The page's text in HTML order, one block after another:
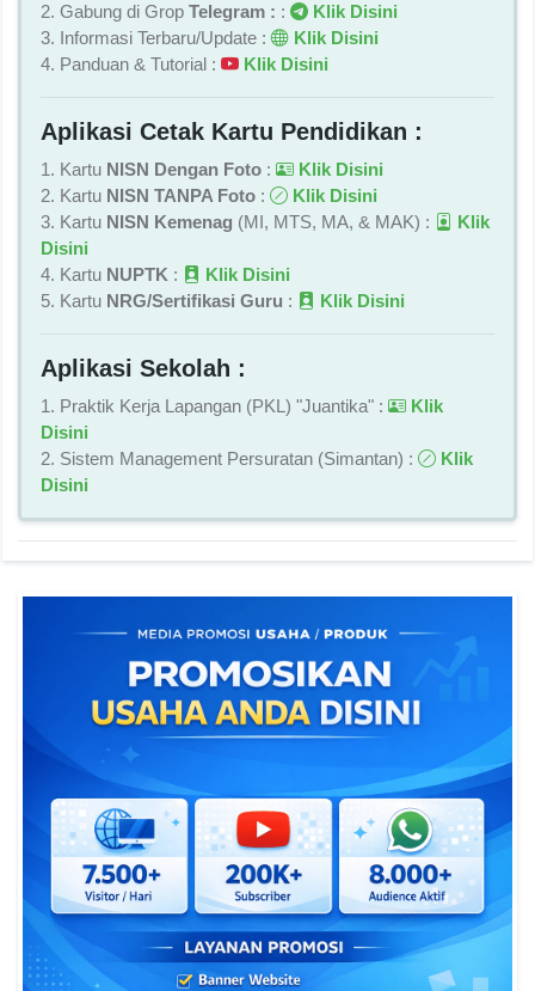
2. Gabung di Grop Telegram : :
Klik Disini
3. Informasi Terbaru/Update :
Klik Disini
4. Panduan & Tutorial :
Klik Disini
Aplikasi Cetak Kartu Pendidikan :
1. Kartu NISN Dengan Foto :
Klik Disini
2. Kartu NISN TANPA Foto :
Klik Disini
3. Kartu NISN Kemenag (MI, MTS, MA, & MAK) :
Klik
Disini
4. Kartu NUPTK :
Klik Disini
5. Kartu NRG/Sertifikasi Guru : Klik Disini
Aplikasi Sekolah :
1. Praktik Kerja Lapangan (PKL) "Juantika" :
Klik
Disini
2. Sistem Management Persuratan (Simantan) :
Klik
Disini